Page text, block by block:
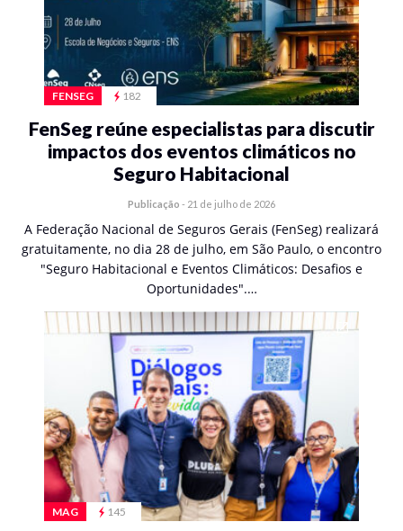
FENSEG 182
FenSeg reúne especialistas para discutir
impactos dos eventos climáticos no
Seguro Habitacional
Publicação - 21 de julho de 2026
A Federação Nacional de Seguros Gerais (FenSeg) realizará
gratuitamente, no dia 28 de julho, em São Paulo, o encontro
"Seguro Habitacional e Eventos Climáticos: Desafios e
Oportunidades".…
MAG 145